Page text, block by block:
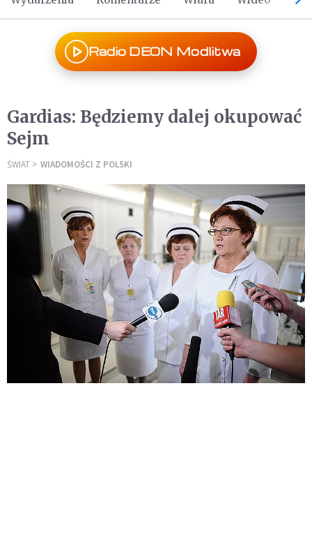
Radio DEON Modlitwa
Gardias: Będziemy dalej okupować
Sejm
ŚWIAT WIADOMOŚCI Z POLSKI